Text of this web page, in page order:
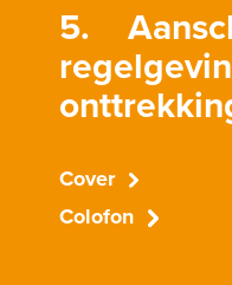
5.
Cover
Colofon